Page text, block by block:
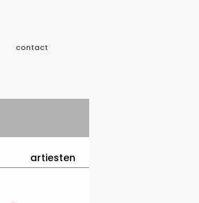
contact
artiesten